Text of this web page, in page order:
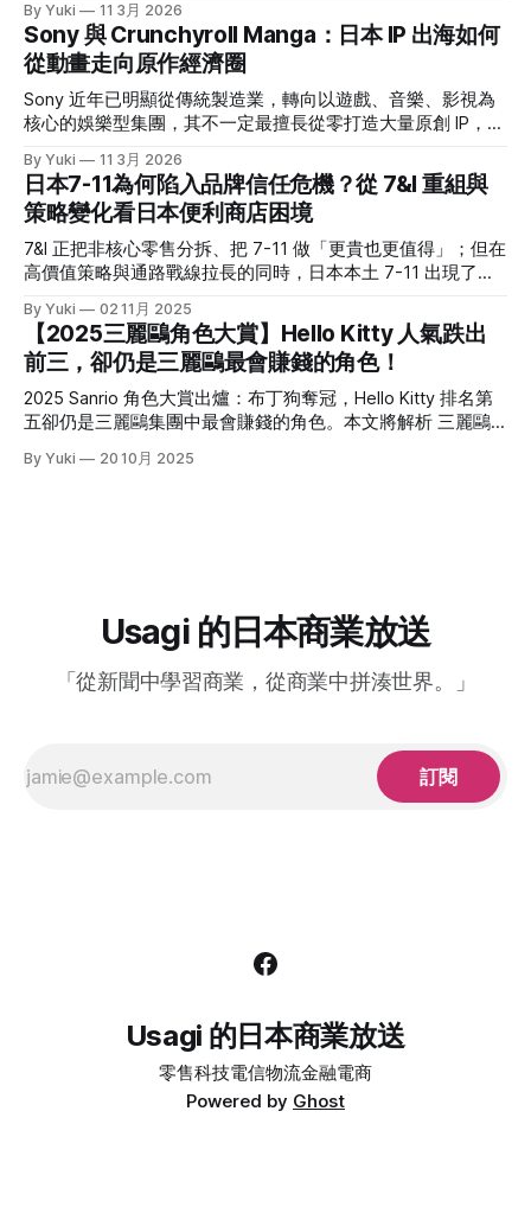
令其備感壓力的強勁對手——しまむら。 這家曾被視為「俗
氣平價服飾店」的品牌，為什麼能連五年刷新營收？ 乍看し
まむら這個名字，可能一時間會不知道它是誰；但如果說到
「思夢樂」，那大家應該就有印象了。台灣思夢樂背後的母公
司就是しまむら集團。翻看其最新一期財報(1)，營收已經連創
5 年新高，一年約 6,600 億日幣的規模，直逼無印良品。 在
日本 20-30歲女生喜歡的平價品牌調查中，しまむら的排行甚
至不輸 UNIQLO。 可以說，現在的しまむら跟我腦海中的「平
價＋基本款」差很多，不只一堆聯名款服飾，版型也沒那麼
「老氣」，重點是價格依然友善。 究竟しまむら是靠著什麼
樣的商業模式在競爭激烈的日本服飾品牌中存活？又是靠著什
麼樣的經營策略屢屢能夠在日本社群上掀起話題？ 這篇文章
將帶大家解析しまむら集團背後的故事。 しまむら到底是一
家什麼樣的公司？
By Yuki 11 3月 2026
Sony 與 Crunchyroll Manga：日本 IP 出海如何
從動畫走向原作經濟圈
Sony 近年已明顯從傳統製造業，轉向以遊戲、音樂、影視為
核心的娛樂型集團，其不一定最擅長從零打造大量原創 IP，但
2021年，Sony 收購美國的 Crunchyroll，並與自家的
Funimation 合併，之後其逐漸成為日本以外最具代表性的動畫
串流平台之一。意識到近年動畫粉反哺原作的巨大經濟潛力
後，Crunchyroll 在去年 10 月正式於美國與加拿大推出
Crunchyroll Manga。 ◎本文重點 * Sony 近年已明顯轉型為娛
讓它更有能力透過投資、併購與整合，放大既有 IP 的價值。 *
日本 IP 出海雖然常靠動畫打開知名度，但原作端的承接一直
不完整；海外很多觀眾看得到動畫，卻接不到正版漫畫，導致
熱度停在平台外，甚至流向盜版。 * Crunchyroll Manga 的意
義，不只是多一個漫畫功能，
By Yuki 11 3月 2026
日本7-11為何陷入品牌信任危機？從 7&I 重組與
策略變化看日本便利商店困境
7&I 正把非核心零售分拆、把 7-11 做「更貴也更值得」；但在
高價值策略與通路戰線拉長的同時，日本本土 7-11 出現了罕
年秋冬商品起，7&I控股旗下的伊藤洋華堂（イトーヨーカ
堂）將正式停止與日本服飾大廠 Adastria 的合作，終結短短兩
年的策略聯盟。 但早在今年3月，7&I 就已宣布將旗下非便利
商店相關事業獨立切割，設立新公司「ヨークHD」。伊藤洋
華堂即是被切割的核心對象之一，這項舉措被外界解讀為：為
了因應加拿大便利商巨頭 ACT（Alimentation Couche-Tard）
可能的收購案，提前做出業務清理與專注本業的佈局。 雖然
By Yuki 02 11月 2025
【2025三麗鷗角色大賞】Hello Kitty 人氣跌出
前三，卻仍是三麗鷗最會賺錢的角色！
2025 Sanrio 角色大賞出爐：布丁狗奪冠，Hello Kitty 排名第
五卻仍是三麗鷗集團中最會賺錢的角色。本文將解析 三麗鷗
今年的三麗鷗角色大賞由布丁狗擠下大耳狗、帕恰狗與酷洛
別是巧克貓（Chococat）這個角色，今年比去年竟然一口氣
上升二十二名。而其主要受眾正是成長增幅超過100％的歐美
人氣不等於營收：觸及和「支出喚起」是兩件事
By Yuki 20 10月 2025
Usagi 的日本商業放送
「從新聞中學習商業，從商業中拼湊世界。」
訂閱
Usagi 的日本商業放送
零售科技電信物流金融電商
Powered by Ghost